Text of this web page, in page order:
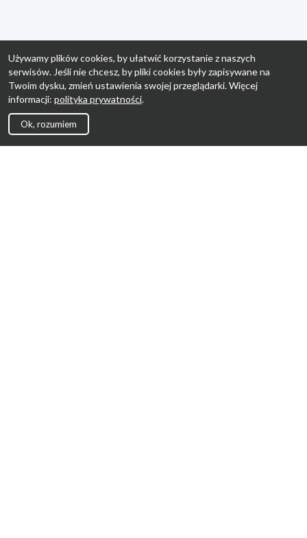
Używamy plików cookies, by ułatwić korzystanie z naszych
serwisów. Jeśli nie chcesz, by pliki cookies były zapisywane na
Twoim dysku, zmień ustawienia swojej przeglądarki. Więcej
informacji: polityka prywatności.
Ok, rozumiem